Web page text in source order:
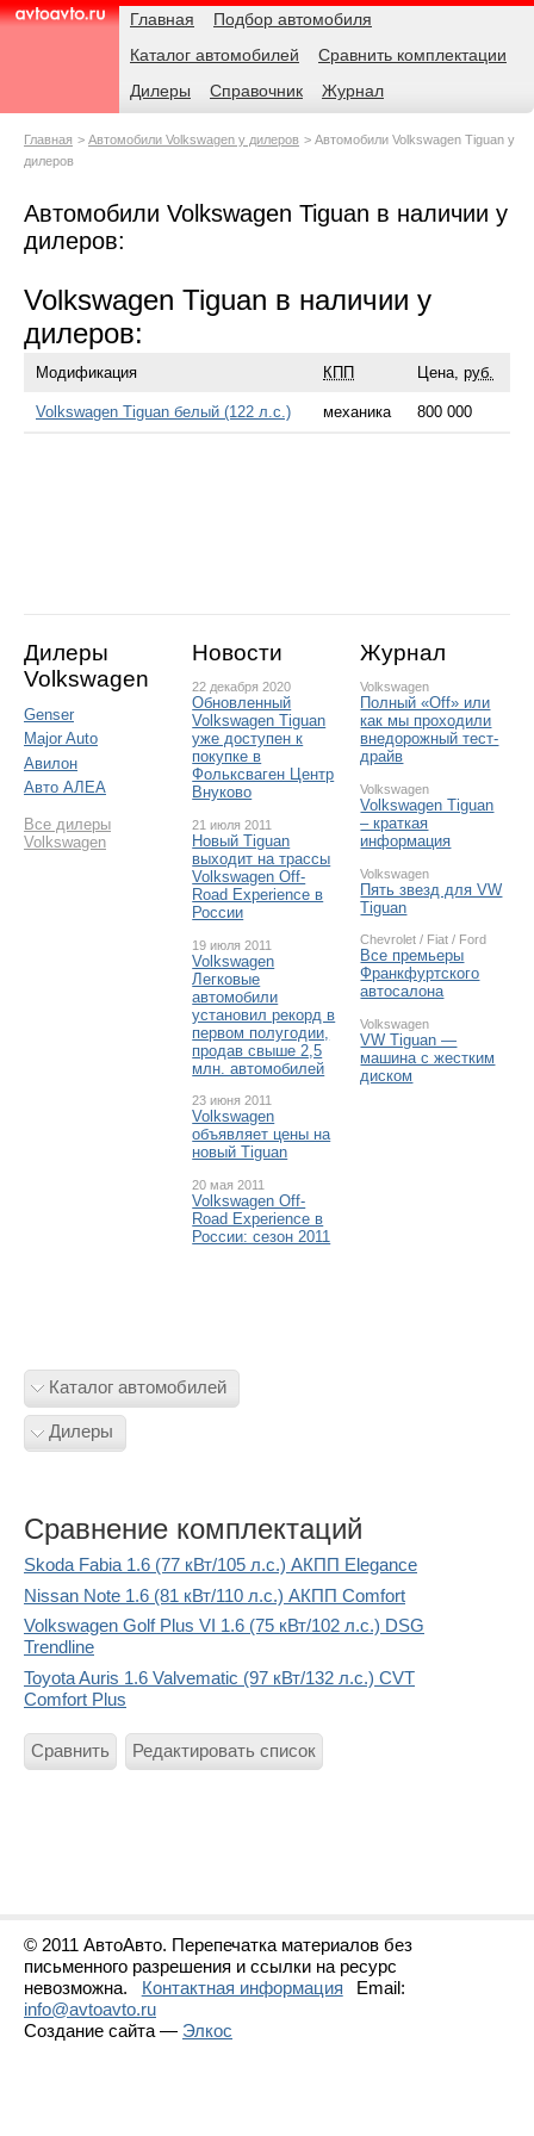
AvtoAvto.ru
Навигация Главная
Подбор автомобиля
Каталог автомобилей
Сравнить комплектации
Дилеры
Справочник Журнал
Родительские
Главная Автомобили Volkswagen у дилеров
Автомобили Volkswagen Tiguan у
дилеров
Автомобили Volkswagen Tiguan в наличии у
дилеров:
Volkswagen Tiguan в наличии у
дилеров:
Модификация КПП Цена, руб.
Volkswagen Tiguan белый (122 л.с.) механика 800 000
Дилеры
Volkswagen
Genser
Major Auto
Авилон
Авто АЛЕА
Все дилеры
Volkswagen
Новости
22 декабря 2020
Обновленный
Volkswagen Tiguan
уже доступен к
покупке в
Фольксваген Центр
Внуково
21 июля 2011
Новый Tiguan
выходит на трассы
Volkswagen Off-
Road Experience в
России
19 июля 2011
Volkswagen
Легковые
автомобили
установил рекорд в
первом полугодии,
продав свыше 2,5
млн. автомобилей
23 июня 2011
Volkswagen
объявляет цены на
новый Tiguan
20 мая 2011
Volkswagen Off-
Road Experience в
России: сезон 2011
Журнал
Volkswagen
Полный «Off» или
как мы проходили
внедорожный тест-
драйв
Volkswagen
Volkswagen Tiguan
– краткая
информация
Volkswagen
Пять звезд для VW
Tiguan
Chevrolet / Fiat / Ford
Все премьеры
Франкфуртского
автосалона
Volkswagen
VW Tiguan —
машина с жестким
диском
Каталог автомобилей
Дилеры
Сравнение комплектаций
Skoda Fabia 1.6 (77 кВт/105 л.с.) АКПП Elegance
Nissan Note 1.6 (81 кВт/110 л.с.) АКПП Comfort
Volkswagen Golf Plus VI 1.6 (75 кВт/102 л.с.) DSG
Trendline
Toyota Auris 1.6 Valvematic (97 кВт/132 л.с.) CVT
Comfort Plus
Сравнить Редактировать список
© 2011 АвтоАвто. Перепечатка материалов без
письменного разрешения и ссылки на ресурс
невозможна.
Контактная информация
Email:
info@avtoavto.ru
Создание сайта — Элкос